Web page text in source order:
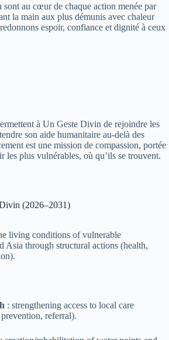
sont au cœur de chaque action menée par
la main aux plus démunis avec chaleur
espoir, confiance et dignité à ceux
à Un Geste Divin de rejoindre les
son aide humanitaire au-delà des
est une mission de compassion, portée
les plus vulnérables, où qu’ils se trouvent.
(2026–2031)
living conditions of vulnerable
Asia through structural actions (health,
: strengthening access to local care
referral).